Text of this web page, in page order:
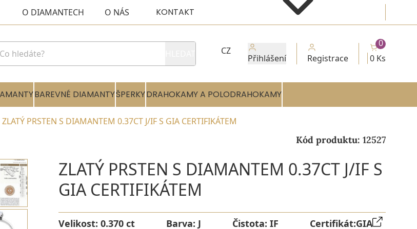
O DIAMANTECH O NÁS KONTAKT
CZ
Přihlášení Registrace 0 Ks
0
BAREVNÉ DIAMANTYŠPERKYDRAHOKAMY A POLODRAHOKAMY
ZLATÝ PRSTEN S DIAMANTEM 0.37CT J/IF S GIA CERTIFIKÁTEM
Kód produktu: 12527
ZLATÝ PRSTEN S DIAMANTEM 0.37CT J/IF S
GIA CERTIFIKÁTEM
Velikost: 0.370 ct Barva: J Čistota: IF Certifikát:GIA